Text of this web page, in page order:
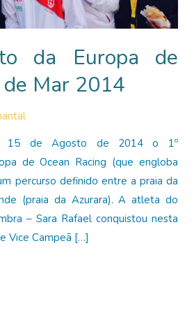
da Europa de
Mar 2014
15 de Agosto de 2014 o 1º
de Ocean Racing (que engloba
percurso definido entre a praia da
(praia da Azurara). A atleta do
– Sara Rafael conquistou nesta
Vice Campeã […]